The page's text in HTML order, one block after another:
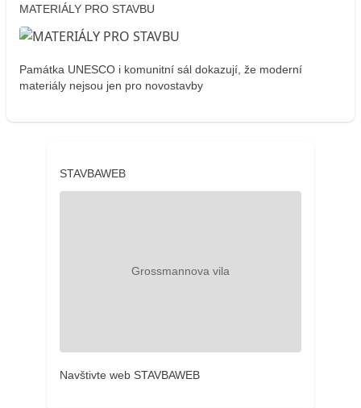
MATERIÁLY PRO STAVBU
Památka UNESCO i komunitní sál dokazují, že moderní
materiály nejsou jen pro novostavby
STAVBAWEB
Navštivte web STAVBAWEB